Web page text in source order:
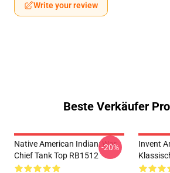
Write your review
Beste Verkäufer
Native American Indian: War
Chief Tank Top RB1512
-20%
Invent